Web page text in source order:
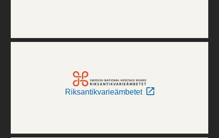
Riksantikvarieämbetet